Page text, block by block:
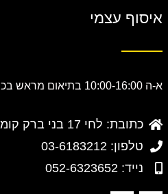
איסוף עצמי
א-ה 10:00-16:00 בתיאום מראש בכפוף לשעות הפעילות.
כתובת: לחי 17 בני ברק קומה 2 waze
טלפון: 03-6183212
נייד: 052-6323652